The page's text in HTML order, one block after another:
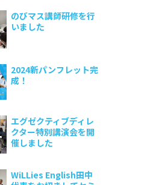
のびマス講師研修を行
いました
2024新パンフレット完
成！
エグゼクティブディレ
クター特別講演会を開
催しました
WiLLies English田中